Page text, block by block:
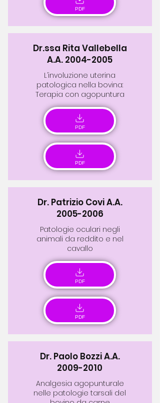
PDF
Dr.ssa Rita Vallebella
A.A. 2004-2005
L’involuzione uterina
patologica nella bovina:
Terapia con agopuntura
PDF
PDF
Dr. Patrizio Covi A.A.
2005-2006
Patologie oculari negli
animali da reddito e nel
cavallo
PDF
PDF
Dr. Paolo Bozzi A.A.
2009-2010
Analgesia agopunturale
nelle patologie tarsali del